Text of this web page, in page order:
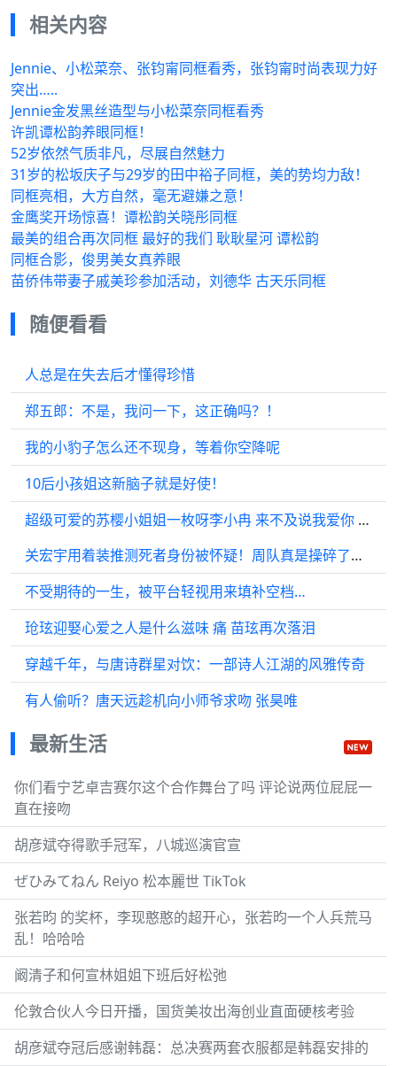
相关内容
Jennie、小松菜奈、张钧甯同框看秀，张钧甯时尚表现力好
突出…..
Jennie金发黑丝造型与小松菜奈同框看秀
许凯谭松韵养眼同框！
52岁依然气质非凡，尽展自然魅力
31岁的松坂庆子与29岁的田中裕子同框，美的势均力敌！
同框亮相，大方自然，毫无避嫌之意！
金鹰奖开场惊喜！谭松韵关晓彤同框
最美的组合再次同框 最好的我们 耿耿星河 谭松韵
同框合影，俊男美女真养眼
苗侨伟带妻子戚美珍参加活动，刘德华 古天乐同框
随便看看
人总是在失去后才懂得珍惜
郑五郎：不是，我问一下，这正确吗？！
我的小豹子怎么还不现身，等着你空降呢
10后小孩姐这新脑子就是好使！
超级可爱的苏樱小姐姐一枚呀李小冉 来不及说我爱你 苏樱
关宏宇用着装推测死者身份被怀疑！周队真是操碎了心！
不受期待的一生，被平台轻视用来填补空档…
玱玹迎娶心爱之人是什么滋味 痛 苗玹再次落泪
穿越千年，与唐诗群星对饮：一部诗人江湖的风雅传奇
有人偷听？唐天远趁机向小师爷求吻 张昊唯
最新生活
你们看宁艺卓吉赛尔这个合作舞台了吗 评论说两位屁屁一
直在接吻
胡彦斌夺得歌手冠军，八城巡演官宣
ぜひみてねん Reiyo 松本麗世 TikTok
张若昀 的奖杯，李现憨憨的超开心，张若昀一个人兵荒马
乱！哈哈哈
阚清子和何宣林姐姐下班后好松弛
伦敦合伙人今日开播，国货美妆出海创业直面硬核考验
胡彦斌夺冠后感谢韩磊：总决赛两套衣服都是韩磊安排的